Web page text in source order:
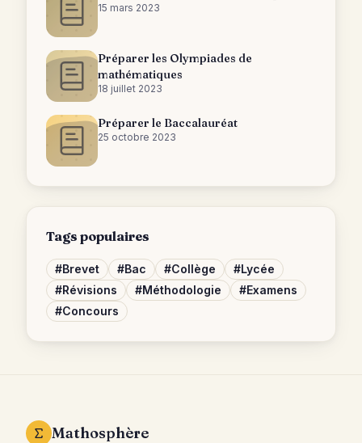
15 mars 2023
Préparer les Olympiades de
mathématiques
18 juillet 2023
Préparer le Baccalauréat
25 octobre 2023
Tags populaires
#Brevet #Bac #Collège #Lycée
#Révisions #Méthodologie #Examens
#Concours
Mathosphère